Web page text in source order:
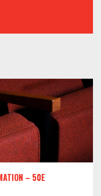
– 50E